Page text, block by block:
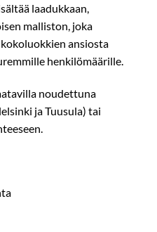
laadukkaan,
malliston, joka
ansiosta
henkilömäärille.
noudettuna
ja Tuusula) tai